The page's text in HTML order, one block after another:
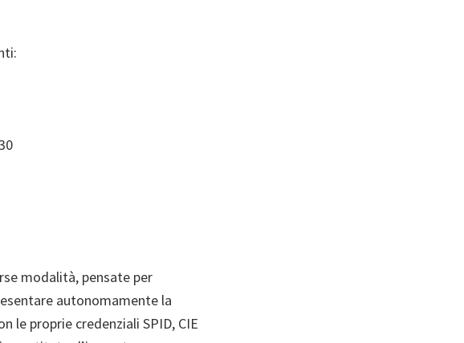
modalità, pensate per
autonomamente la
le proprie credenziali SPID, CIE